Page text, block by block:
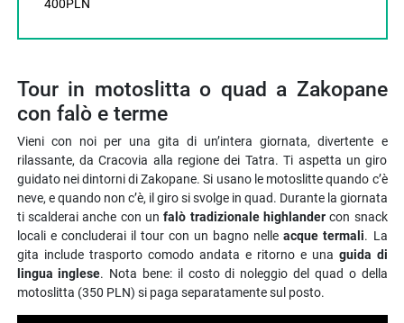
400PLN
Tour in motoslitta o quad a Zakopane
con falò e terme
Vieni con noi per una gita di un’intera giornata, divertente e
rilassante, da Cracovia alla regione dei Tatra. Ti aspetta un giro
guidato nei dintorni di Zakopane. Si usano le motoslitte quando c’è
neve, e quando non c’è, il giro si svolge in quad. Durante la giornata
ti scalderai anche con un falò tradizionale highlander con snack
locali e concluderai il tour con un bagno nelleacque termali. La
gita include trasporto comodo andata e ritorno e una guida di
lingua inglese. Nota bene: il costo di noleggio del quad o della
motoslitta (350 PLN) si paga separatamente sul posto.